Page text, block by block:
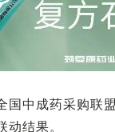
国中成药采购联
动结果。